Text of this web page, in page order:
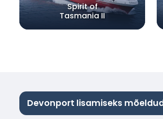
Spirit of
Tasmania II
Devonport lisamiseks